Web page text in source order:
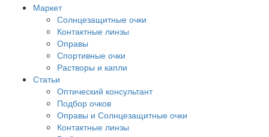
Маркет
Солнцезащитные очки
Контактные линзы
Оправы
Спортивные очки
Растворы и капли
Статьи
Оптический консультант
Подбор очков
Оправы и Солнцезащитные очки
Контактные линзы